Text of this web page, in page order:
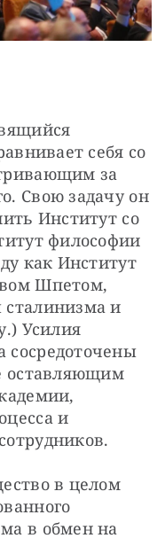
себя со
за
Свою задачу он
Институт со
философии
как Институт
Шпетом,
и
Усилия
сосредоточены
оставляющим
и
в целом
в обмен на